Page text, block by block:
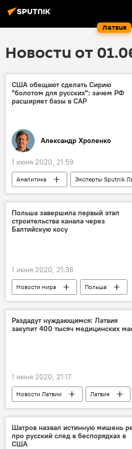
Латвия
Новости от
США обещают сделать Сирию
"болотом для русских": зачем РФ
расширяет базы в САР
Александр Хроленко
1 июня 2020, 21:59
Аналитика
Эксперты Sputnik
Сирия
Россия
США
Вооруженные Силы РФ
военнослужащие
Польша завершила первый этап
строительства канала через
Балтийскую косу
1 июня 2020, 21:38
Новости мира
Польша
Балтийская коса
Раздадут нуждающимся: Латвия
закупит 400 тысяч медицинских
1 июня 2020, 21:17
Новости Латвии Латвия
Министерство благосостояния
Шатров назвал истинную мишень
про русский след в беспорядках в
США